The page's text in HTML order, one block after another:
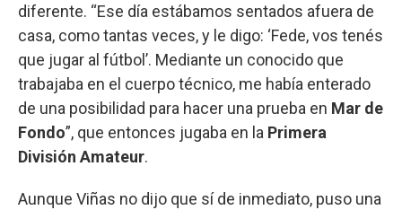
diferente. “Ese día estábamos sentados afuera de
casa, como tantas veces, y le digo: ‘Fede, vos tenés
que jugar al fútbol’. Mediante un conocido que
trabajaba en el cuerpo técnico, me había enterado
de una posibilidad para hacer una prueba en Mar de
Fondo”, que entonces jugaba en la Primera
División Amateur.
Aunque Viñas no dijo que sí de inmediato, puso una